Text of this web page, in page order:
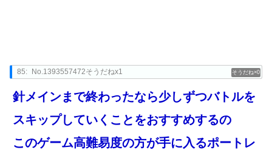
0
85: No.1393557472そうだねx1
針メインまで終わったなら少しずつバトルを
スキップしていくことをおすすめするの
このゲーム高難易度の方が手に入るポートレ